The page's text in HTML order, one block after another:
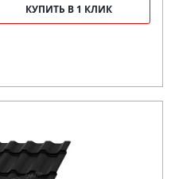
КУПИТЬ В 1 КЛИК